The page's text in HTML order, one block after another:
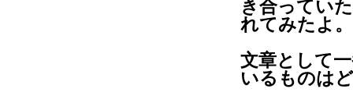
き合ってい
れてみたよ
文章として
いるものは